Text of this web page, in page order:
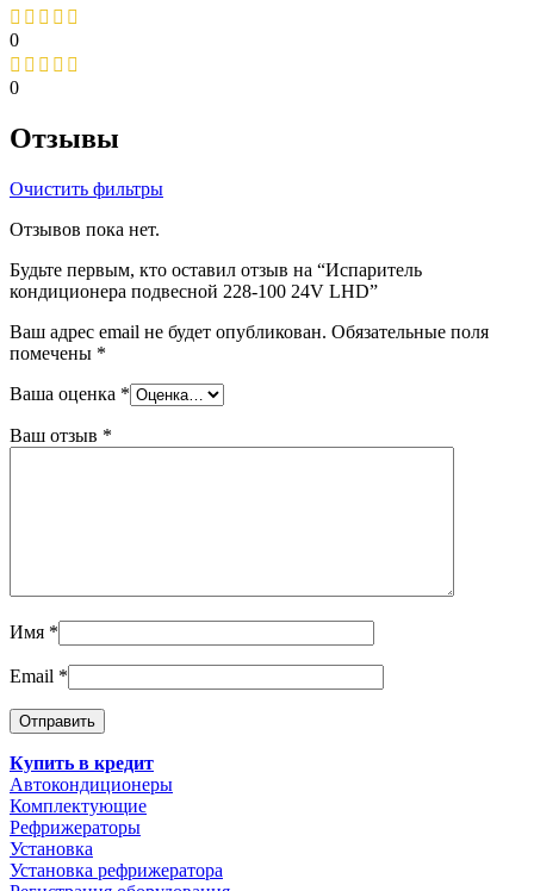
0
0
Отзывы
Очистить фильтры
Отзывов пока нет.
Будьте первым, кто оставил отзыв на “Испаритель
кондиционера подвесной 228-100 24V LHD”
Ваш адрес email не будет опубликован. Обязательные поля
помечены *
Ваша оценка *
Ваш отзыв *
Имя *
Email *
Купить в кредит
Автокондиционеры
Комплектующие
Рефрижераторы
Установка
Установка рефрижератора